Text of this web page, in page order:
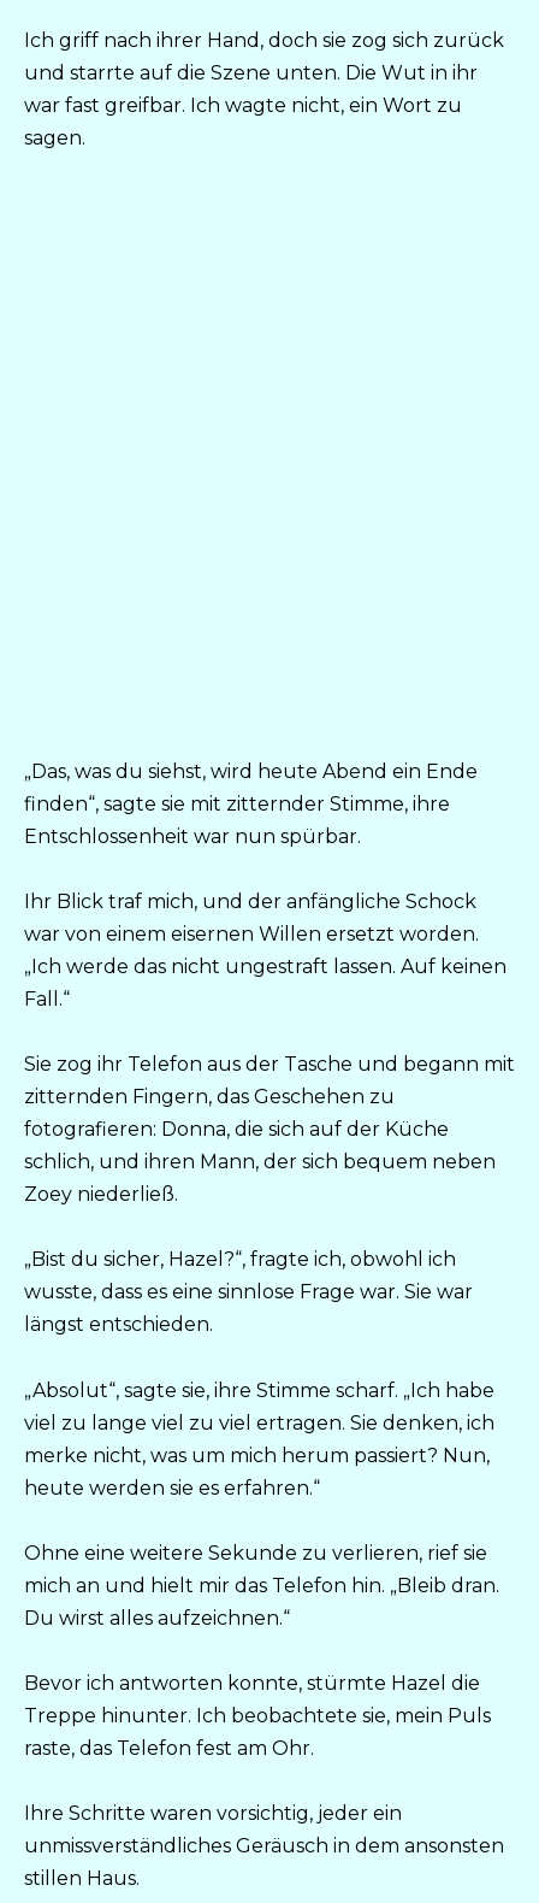
Ich griff nach ihrer Hand, doch sie zog sich zurück
und starrte auf die Szene unten. Die Wut in ihr
war fast greifbar. Ich wagte nicht, ein Wort zu
sagen.
„Das, was du siehst, wird heute Abend ein Ende
finden“, sagte sie mit zitternder Stimme, ihre
Entschlossenheit war nun spürbar.
Ihr Blick traf mich, und der anfängliche Schock
war von einem eisernen Willen ersetzt worden.
„Ich werde das nicht ungestraft lassen. Auf keinen
Fall.“
Sie zog ihr Telefon aus der Tasche und begann mit
zitternden Fingern, das Geschehen zu
fotografieren: Donna, die sich auf der Küche
schlich, und ihren Mann, der sich bequem neben
Zoey niederließ.
„Bist du sicher, Hazel?“, fragte ich, obwohl ich
wusste, dass es eine sinnlose Frage war. Sie war
längst entschieden.
„Absolut“, sagte sie, ihre Stimme scharf. „Ich habe
viel zu lange viel zu viel ertragen. Sie denken, ich
merke nicht, was um mich herum passiert? Nun,
heute werden sie es erfahren.“
Ohne eine weitere Sekunde zu verlieren, rief sie
mich an und hielt mir das Telefon hin. „Bleib dran.
Du wirst alles aufzeichnen.“
Bevor ich antworten konnte, stürmte Hazel die
Treppe hinunter. Ich beobachtete sie, mein Puls
raste, das Telefon fest am Ohr.
Ihre Schritte waren vorsichtig, jeder ein
unmissverständliches Geräusch in dem ansonsten
stillen Haus.